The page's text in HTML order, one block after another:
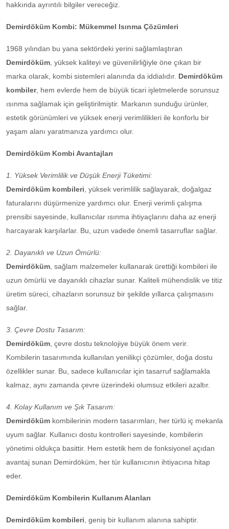
hakkında ayrıntılı bilgiler vereceğiz.
Demirdöküm Kombi: Mükemmel Isınma Çözümleri
1968 yılından bu yana sektördeki yerini sağlamlaştıran
Demirdöküm , yüksek kaliteyi ve güvenilirliğiyle öne çıkan bir
marka olarak, kombi sistemleri alanında da iddialıdır. Demirdöküm
kombiler, hem evlerde hem de büyük ticari işletmelerde sorunsuz
ısınma sağlamak için geliştirilmiştir. Markanın sunduğu ürünler,
estetik görünümleri ve yüksek enerji verimlilikleri ile konforlu bir
yaşam alanı yaratmanıza yardımcı olur.
Demirdöküm Kombi Avantajları
1. Yüksek Verimlilik ve Düşük Enerji Tüketimi:
Demirdöküm kombileri , yüksek verimlilik sağlayarak, doğalgaz
faturalarını düşürmenize yardımcı olur. Enerji verimli çalışma
prensibi sayesinde, kullanıcılar ısınma ihtiyaçlarını daha az enerji
harcayarak karşılarlar. Bu, uzun vadede önemli tasarruflar sağlar.
2. Dayanıklı ve Uzun Ömürlü:
Demirdöküm , sağlam malzemeler kullanarak ürettiği kombileri ile
uzun ömürlü ve dayanıklı cihazlar sunar. Kaliteli mühendislik ve titiz
üretim süreci, cihazların sorunsuz bir şekilde yıllarca çalışmasını
sağlar.
3. Çevre Dostu Tasarım:
Demirdöküm , çevre dostu teknolojiye büyük önem verir.
Kombilerin tasarımında kullanılan yenilikçi çözümler, doğa dostu
özellikler sunar. Bu, sadece kullanıcılar için tasarruf sağlamakla
kalmaz, aynı zamanda çevre üzerindeki olumsuz etkileri azaltır.
4. Kolay Kullanım ve Şık Tasarım:
Demirdöküm kombilerinin modern tasarımları, her türlü iç mekanla
uyum sağlar. Kullanıcı dostu kontrolleri sayesinde, kombilerin
yönetimi oldukça basittir. Hem estetik hem de fonksiyonel açıdan
avantaj sunan Demirdöküm, her tür kullanıcının ihtiyacına hitap
eder.
Demirdöküm Kombilerin Kullanım Alanları
Demirdöküm kombileri , geniş bir kullanım alanına sahiptir.